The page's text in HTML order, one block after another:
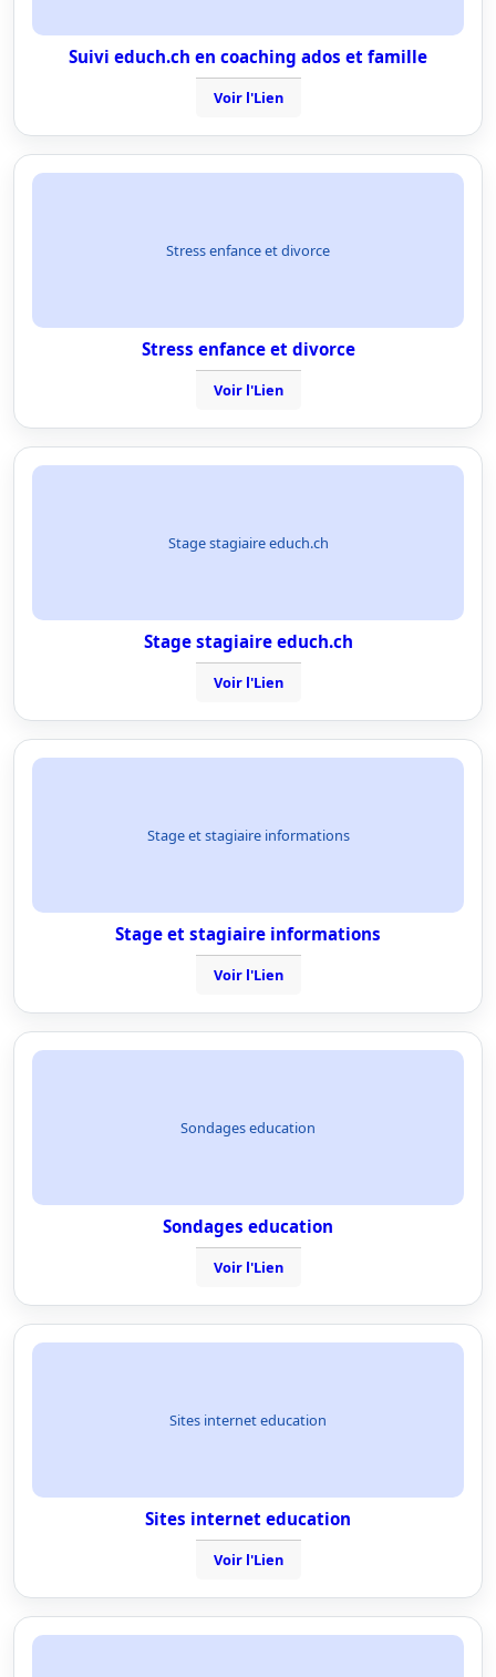
Suivi educh.ch en coaching ados et famille
Voir l'Lien
Stress enfance et divorce
Stress enfance et divorce
Voir l'Lien
Stage stagiaire educh.ch
Stage stagiaire educh.ch
Voir l'Lien
Stage et stagiaire informations
Stage et stagiaire informations
Voir l'Lien
Sondages education
Sondages education
Voir l'Lien
Sites internet education
Sites internet education
Voir l'Lien